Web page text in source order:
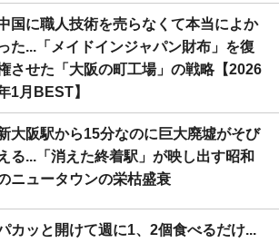
国に職人技術を売らなくて本当によか
た...「メイドインジャパン財布」を復
させた「大阪の町工場」の戦略【2026
1月BEST】
大阪駅から15分なのに巨大廃墟がそび
る...「消えた終着駅」が映し出す昭和
ニュータウンの栄枯盛衰
カッと開けて週に1、2個食べるだけ...